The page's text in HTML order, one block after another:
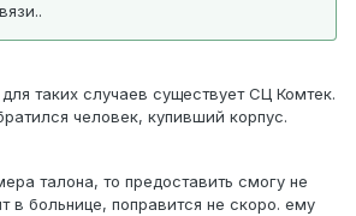
таких случаев существует СЦ Комтек.
человек, купивший корпус.
талона, то предоставить смогу не
в больнице, поправится не скоро. ему